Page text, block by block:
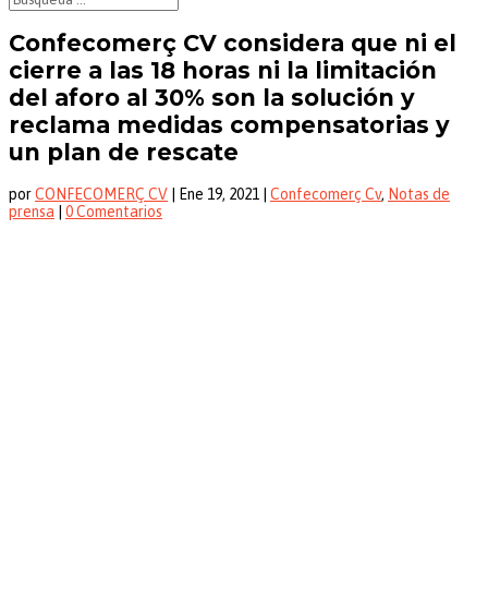
Confecomerç CV considera que ni el
cierre a las 18 horas ni la limitación
del aforo al 30% son la solución y
reclama medidas compensatorias y
un plan de rescate
porCONFECOMERÇ CV Ene 19, 2021 Confecomerç Cv, Notas de
prensa
0 Comentarios